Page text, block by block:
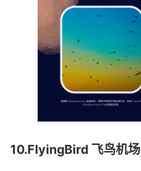
10.FlyingBird 飞鸟机场